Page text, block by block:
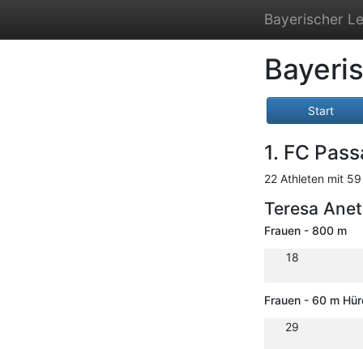
Bayerischer
Start
1. FC
22 Athleten mit
Teresa
Frauen - 800 m
18
Frauen - 60 m
29